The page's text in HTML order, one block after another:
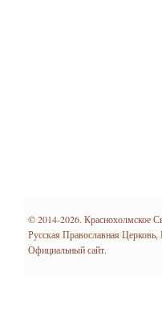
© 2014-2026. Краснохолмское
Русская Православная
Официальный сайт.